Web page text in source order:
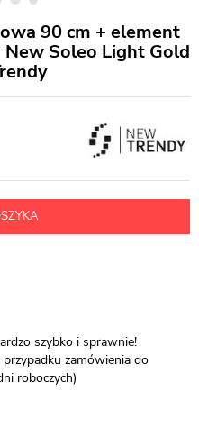
90 cm + element
Soleo Light Gold
szybko i sprawnie!
zamówienia do
roboczych)